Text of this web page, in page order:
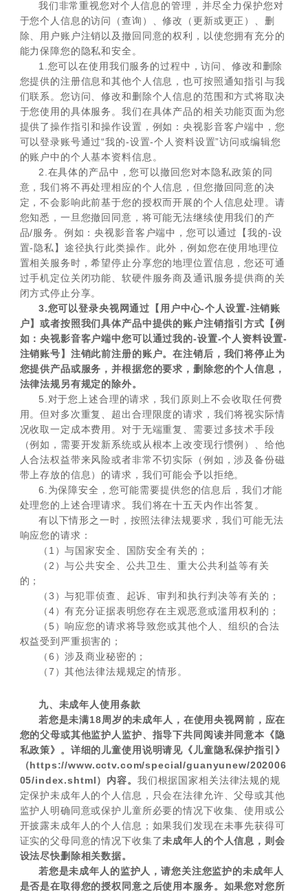
我们非常重视您对个人信息的管理，并尽全力保护您对
于您个人信息的访问（查询）、修改（更新或更正）、删
除、用户账户注销以及撤回同意的权利，以使您拥有充分的
能力保障您的隐私和安全。
1.您可以在使用我们服务的过程中，访问、修改和删除
您提供的注册信息和其他个人信息，也可按照通知指引与我
们联系。您访问、修改和删除个人信息的范围和方式将取决
于您使用的具体服务。我们在具体产品的相关功能页面为您
提供了操作指引和操作设置，例如：央视影音客户端中，您
可以登录账号通过“我的-设置-个人资料设置”访问或编辑您
的账户中的个人基本资料信息。
2.在具体的产品中，您可以撤回您对本隐私政策的同
意，我们将不再处理相应的个人信息，但您撤回同意的决
定，不会影响此前基于您的授权而开展的个人信息处理。请
您知悉，一旦您撤回同意，将可能无法继续使用我们的产
品/服务。例如：央视影音客户端中，您可以通过【我的-设
置-隐私】途径执行此类操作。此外，例如您在使用地理位
置相关服务时，希望停止分享您的地理位置信息，您还可通
过手机定位关闭功能、软硬件服务商及通讯服务提供商的关
闭方式停止分享。
3.您可以登录央视网通过【用户中心-个人设置-注销账
户】或者按照我们具体产品中提供的账户注销指引方式【例
如：央视影音客户端中您可以通过我的-设置-个人资料设置-
注销账号】注销此前注册的账户。在注销后，我们将停止为
您提供产品或服务，并根据您的要求，删除您的个人信息，
法律法规另有规定的除外。
5.对于您上述合理的请求，我们原则上不会收取任何费
用。但对多次重复、超出合理限度的请求，我们将视实际情
况收取一定成本费用。对于无端重复、需要过多技术手段
（例如，需要开发新系统或从根本上改变现行惯例）、给他
人合法权益带来风险或者非常不切实际（例如，涉及备份磁
带上存放的信息）的请求，我们可能会予以拒绝。
6.为保障安全，您可能需要提供您的信息后，我们才能
处理您的上述合理请求。我们将在十五天内作出答复。
有以下情形之一时，按照法律法规要求，我们可能无法
响应您的请求：
（1）与国家安全、国防安全有关的；
（2）与公共安全、公共卫生、重大公共利益等有关
的；
（3）与犯罪侦查、起诉、审判和执行判决等有关的；
（4）有充分证据表明您存在主观恶意或滥用权利的；
（5）响应您的请求将导致您或其他个人、组织的合法
权益受到严重损害的；
（6）涉及商业秘密的；
（7）其他法律法规规定的情形。
九、未成年人使用条款
若您是未满18周岁的未成年人，在使用央视网前，应在
您的父母或其他监护人监护、指导下共同阅读并同意本《隐
私政策》。详细的儿童使用说明请见《儿童隐私保护指引》
（https://www.cctv.com/special/guanyunew/202006
05/index.shtml）内容。 我们根据国家相关法律法规的规
定保护未成年人的个人信息，只会在法律允许、父母或其他
监护人明确同意或保护儿童所必要的情况下收集、使用或公
开披露未成年人的个人信息；如果我们发现在未事先获得可
证实的父母同意的情况下收集了未成年人的个人信息，则会
设法尽快删除相关数据。
若您是未成年人的监护人，请您关注您监护的未成年人
是否是在取得您的授权同意之后使用本服务。如果您对您所